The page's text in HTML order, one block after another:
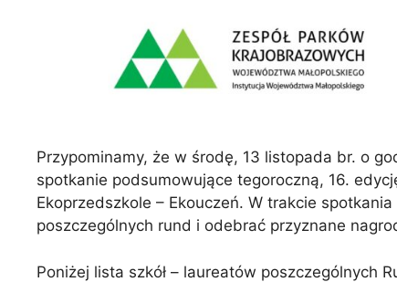
Przypominamy, że w środę, 13 listopada br. o
spotkanie podsumowujące tegoroczną, 16.
Ekoprzedszkole – Ekouczeń. W trakcie
poszczególnych rund i odebrać przyznane
Poniżej lista szkół – laureatów poszczególnych